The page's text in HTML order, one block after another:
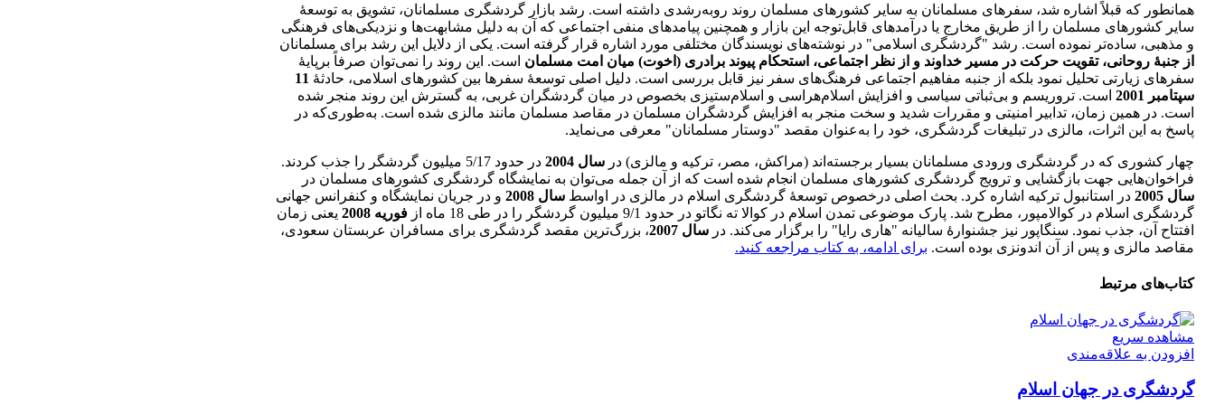
همانطور که قبلاً اشاره شد، سفرهای مسلمانان به سایر کشورهای مسلمان روند روبه‌رشدی داشته است. رشد بازار گردشگری مسلمانان، تشویق به توسعۀ
سایر کشورهای مسلمان را از طریق مخارج یا درآمدهای قابل‌توجه این بازار و همچنین پیامدهای منفی اجتماعی که آن به دلیل مشابهت‌­ها و نزدیکی­‌های فرهنگی
و مذهبی، ساده‌­تر نموده است. رشد "گردشگری اسلامی" در نوشته‌های نویسندگان مختلفی مورد اشاره قرار گرفته است. یکی از دلایل این رشد برای مسلمانان
از جنبۀ روحانی، تقویت حرکت در مسیر خداوند و از نظر اجتماعی، استحکام پیوند برادری (اخوت) میان امت مسلمان است. این روند را نمی‌­توان صرفاً برپایۀ
سفرهای زیارتی تحلیل نمود بلکه از جنبه مفاهیم اجتماعی فرهنگ­‌های سفر نیز قابل بررسی است. دلیل اصلی توسعۀ سفرها بین کشورهای اسلامی، حادثۀ 11
سپتامبر 2001
است. تروریسم و بی‌ثباتی سیاسی و افزایش اسلام‌هراسی و اسلام­‌ستیزی بخصوص در میان گردشگران غربی، به گسترش این روند منجر شده
است. در همین زمان، تدابیر امنیتی و مقررات شدید و سخت منجر به افزایش گردشگران مسلمان در مقاصد مسلمان مانند مالزی شده است. به‌طوری‌که در
پاسخ به این اثرات، مالزی در تبلیغات گردشگری، خود را به‌عنوان مقصد "دوستار مسلمانان" معرفی می­‌نماید.
چهار کشوری که در گردشگری ورودی مسلمانان بسیار برجسته‌اند (مراکش، مصر، ترکیه و مالزی) در سال 2004
در حدود 5/17 میلیون گردشگر را جذب کردند.
فراخوان‌هایی جهت بازگشایی و ترویج گردشگری کشورهای مسلمان انجام شده است که از آن جمله می‌­توان به نمایشگاه گردشگری کشورهای مسلمان در
سال 2005
در استانبول ترکیه اشاره کرد. بحث اصلی درخصوص توسعۀ گردشگری اسلام در مالزی در اواسط سال 2008
و در جریان نمایشگاه و کنفرانس جهانی
گردشگری اسلام در کوالامپور، مطرح شد. پارک موضوعی تمدن اسلام در کوالا ته نگاتو در حدود 9/1 میلیون گردشگر را در طی 18 ماه از
فوریه 2008
یعنی زمان
افتتاح آن، جذب نمود. سنگاپور نیز جشنوارۀ سالیانه "هاری رایا" را برگزار می‌کند. در سال 2007
، بزرگ‌ترین مقصد گردشگری برای مسافران عربستان سعودی،
مقاصد مالزی و پس از آن اندونزی بوده است. برای ادامه، به کتاب مراجعه کنید.
کتاب‌های مرتبط
مشاهده سریع
افزودن به علاقه‌مندی
گردشگری در جهان اسلام